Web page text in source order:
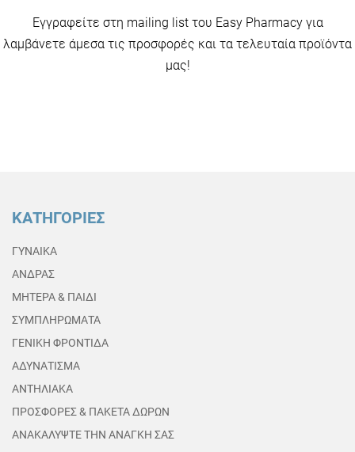
Εγγραφείτε στη mailing list του Easy Pharmacy για
λαμβάνετε άμεσα τις προσφορές και τα τελευταία προϊόντα
μας!
ΚΑΤΗΓΟΡΙΕΣ
ΓΥΝΑΙΚΑ
ΑΝΔΡΑΣ
ΜΗΤΕΡΑ & ΠΑΙΔΙ
ΣΥΜΠΛΗΡΩΜΑΤΑ
ΓΕΝΙΚΗ ΦΡΟΝΤΙΔΑ
ΑΔΥΝΑΤΙΣΜΑ
ΑΝΤΗΛΙΑΚΑ
ΠΡΟΣΦΟΡΕΣ & ΠΑΚΕΤΑ ΔΩΡΩΝ
ΑΝΑΚΑΛΥΨΤΕ ΤΗΝ ΑΝΑΓΚΗ ΣΑΣ